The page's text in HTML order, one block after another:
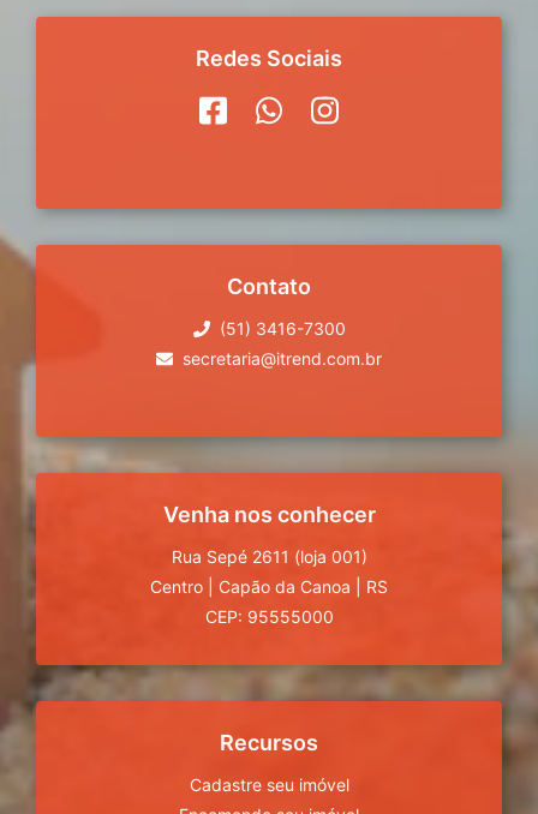
Redes Sociais
Contato
(51) 3416-7300
secretaria@itrend.com.br
Venha nos conhecer
Rua Sepé 2611 (loja 001)
Centro
Capão da Canoa
RS
CEP: 95555000
Recursos
Cadastre seu imóvel